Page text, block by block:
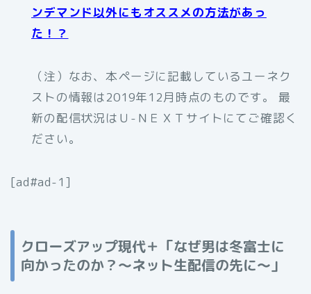
ンデマンド以外にもオススメの方法があっ
た！？
（注）なお、本ページに記載しているユーネク
ストの情報は2019年12月時点のものです。 最
新の配信状況はＵ-ＮＥＸＴサイトにてご確認く
ださい。
[ad#ad-1]
クローズアップ現代＋「なぜ男は冬富士に
向かったのか？～ネット生配信の先に～」